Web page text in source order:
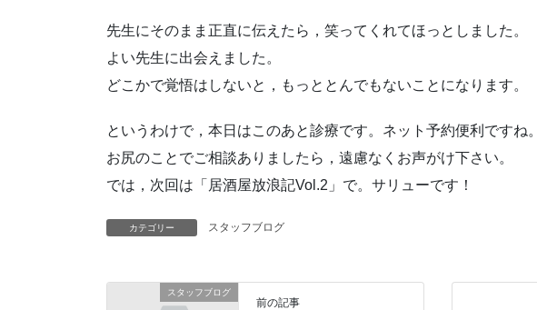
先生にそのまま正直に伝えたら，笑ってくれてほっとしました。
よい先生に出会えました。
どこかで覚悟はしないと，もっととんでもないことになります。
というわけで，本日はこのあと診療です。ネット予約便利ですね。
お尻のことでご相談ありましたら，遠慮なくお声がけ下さい。
では，次回は「居酒屋放浪記Vol.2」で。サリューです！
カテゴリー スタッフブログ
スタッフブログ
前の記事